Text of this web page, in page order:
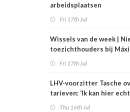
arbeidsplaatsen
Fri 17th Jul
Wissels van de week |
toezichthouders bij
Fri 17th Jul
LHV-voorzitter Tasche
tarieven: ‘Ik kan hier
Thu 16th Jul